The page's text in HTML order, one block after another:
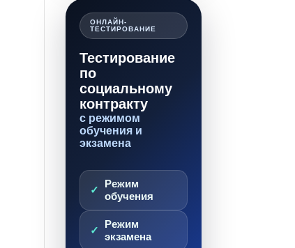
ОНЛАЙН-
ТЕСТИРОВАНИЕ
Тестирование
по
социальному
контракту
с режимом
обучения и
экзамена
Режим
обучения
Режим
экзамена